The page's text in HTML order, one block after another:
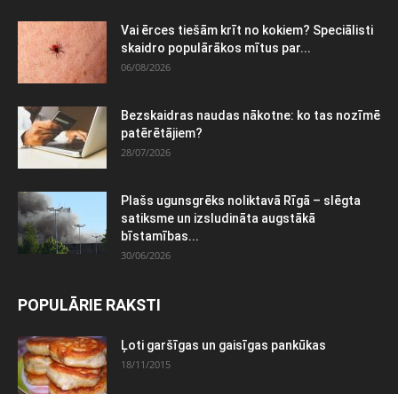
Vai ērces tiešām krīt no kokiem? Speciālisti
skaidro populārākos mītus par...
06/08/2026
Bezskaidras naudas nākotne: ko tas nozīmē
patērētājiem?
28/07/2026
Plašs ugunsgrēks noliktavā Rīgā – slēgta
satiksme un izsludināta augstākā
bīstamības...
30/06/2026
POPULĀRIE RAKSTI
Ļoti garšīgas un gaisīgas pankūkas
18/11/2015